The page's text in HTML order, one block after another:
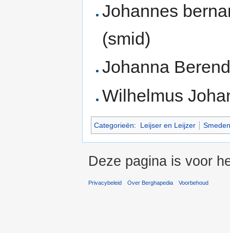
Johannes
(smid)
Johanna
Wilhelmus
Categorieën: Leijser en Leijzer Smeden
Deze pagina is voor
Privacybeleid Over Berghapedia Voorbehoud